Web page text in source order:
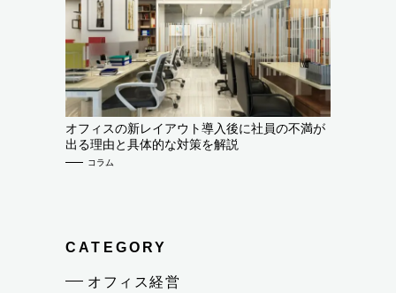
オフィスの新レイアウト導入後に社員の不満が
出る理由と具体的な対策を解説
コラム
CATEGORY
オフィス経営